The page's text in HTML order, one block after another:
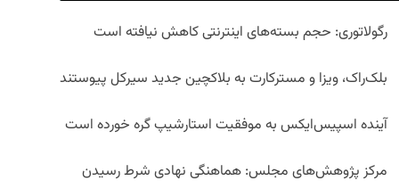
رگولاتوری: حجم بسته‌های اینترنتی کاهش نیافته است
بلک‌راک، ویزا و مسترکارت به بلاکچین جدید سیرکل پیوستند
آینده اسپیس‌ایکس به موفقیت استارشیپ گره خورده است
مرکز پژوهش‌های مجلس: هماهنگی نهادی شرط رسیدن